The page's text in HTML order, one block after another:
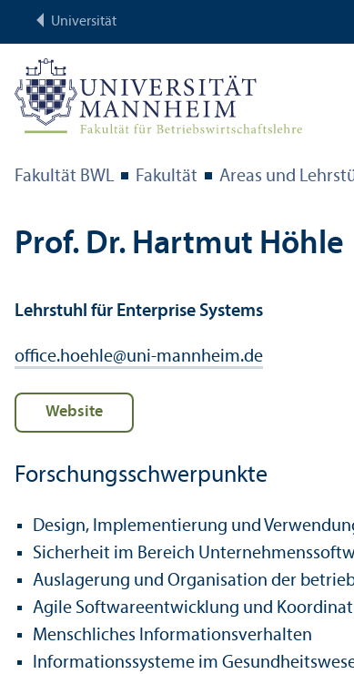
Universität
Fakultät BWL Fakultät Areas und
Prof. Dr. Hartmut Höhle
Lehr­stuhl für Enterprise Systems
office.hoehle@uni-mannheim.de
Website
Forschungs­schwerpunkte
Design, Implementierung und
Sicherheit im Bereich
Auslagerung und Organisation der
Agile Software­entwicklung und
Menschliches Informations­verhalten
Informations­systeme im